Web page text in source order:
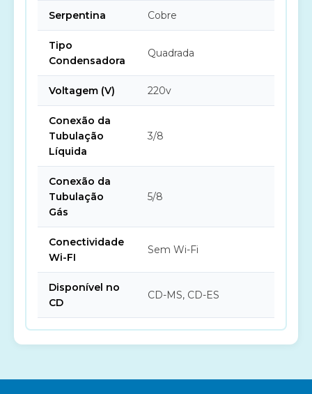
Serpentina Cobre
Tipo
Condensadora
Quadrada
Voltagem (V) 220v
Conexão da
Tubulação
Líquida
3/8
Conexão da
Tubulação
Gás
5/8
Conectividade
Wi-FI
Sem Wi-Fi
Disponível no
CD
CD-MS, CD-ES